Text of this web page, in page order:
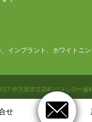
せ
インプラント、ホワイトニ
伊万里市立花町のヨシロー歯
ムページ制作サービス「HPone